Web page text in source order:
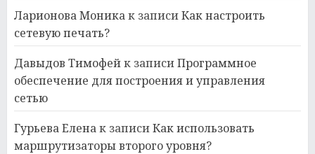
Ларионова Моникак записиКак настроить
сетевую печать?
Давыдов Тимофейк записиПрограммное
обеспечение для построения и управления
сетью
Гурьева Еленак записиКак использовать
маршрутизаторы второго уровня?